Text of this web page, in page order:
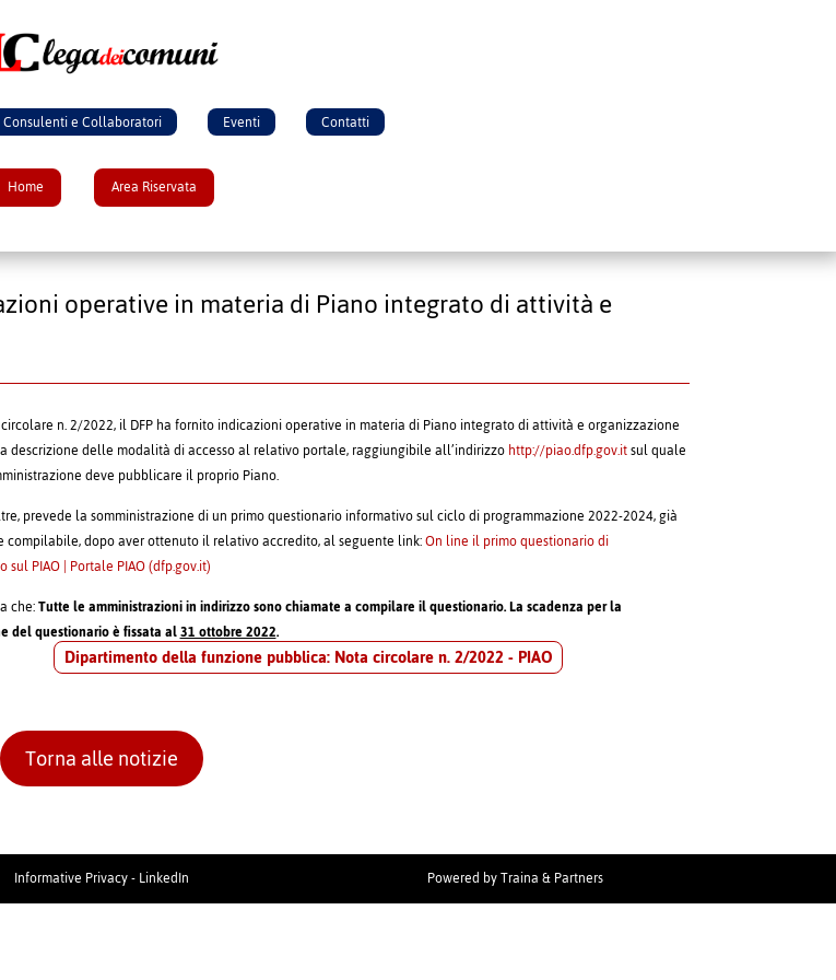
Consulenti e Collaboratori Eventi Contatti
Home Area Riservata
operative in materia di Piano integrato di attività e
n. 2/2022, il DFP ha fornito indicazioni operative in materia di Piano integrato di attività e organizzazione
descrizione delle modalità di accesso al relativo portale, raggiungibile all’indirizzohttp://piao.dfp.gov.itsul quale
deve pubblicare il proprio Piano.
prevede la somministrazione di un primo questionario informativo sul ciclo di programmazione 2022-2024, già
compilabile, dopo aver ottenuto il relativo accredito, al seguente link:On line il primo questionario di
sul PIAO | Portale PIAO (dfp.gov.it)
che:Tutte le amministrazioni in indirizzo sono chiamate a compilare il questionario. La scadenza per la
del questionario è fissata al31 ottobre 2022.
Dipartimento della funzione pubblica: Nota circolare n. 2/2022 - PIAO
Torna alle notizie
Informative Privacy-LinkedIn Powered byTraina & Partners